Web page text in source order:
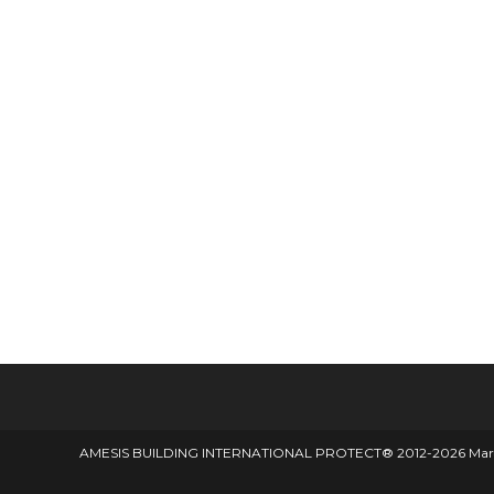
AMESIS BUILDING INTERNATIONAL PROTECT® 2012-2026